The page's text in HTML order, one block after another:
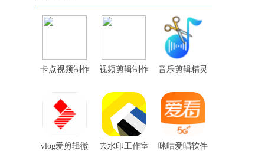
卡点视频制作
视频剪辑制作
音乐剪辑精灵
vlog爱剪辑微
去水印工作室
咪咕爱唱软件